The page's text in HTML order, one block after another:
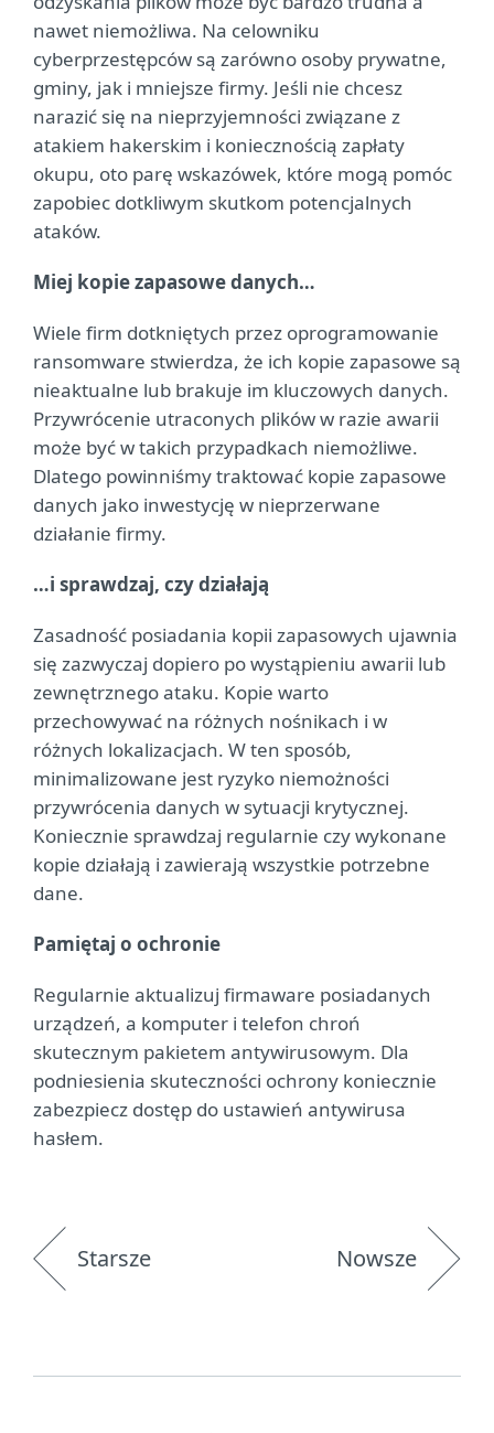
nawet niemożliwa. Na celowniku
cyberprzestępców są zarówno osoby prywatne,
gminy, jak i mniejsze firmy. Jeśli nie chcesz
narazić się na nieprzyjemności związane z
atakiem hakerskim i koniecznością zapłaty
okupu, oto parę wskazówek, które mogą pomóc
zapobiec dotkliwym skutkom potencjalnych
ataków.
Miej kopie zapasowe danych…
Wiele firm dotkniętych przez oprogramowanie
ransomware stwierdza, że ich kopie zapasowe są
nieaktualne lub brakuje im kluczowych danych.
Przywrócenie utraconych plików w razie awarii
może być w takich przypadkach niemożliwe.
Dlatego powinniśmy traktować kopie zapasowe
danych jako inwestycję w nieprzerwane
działanie firmy.
…i sprawdzaj, czy działają
Zasadność posiadania kopii zapasowych ujawnia
się zazwyczaj dopiero po wystąpieniu awarii lub
zewnętrznego ataku. Kopie warto
przechowywać na różnych nośnikach i w
różnych lokalizacjach. W ten sposób,
minimalizowane jest ryzyko niemożności
przywrócenia danych w sytuacji krytycznej.
Koniecznie sprawdzaj regularnie czy wykonane
kopie działają i zawierają wszystkie potrzebne
dane.
Pamiętaj o ochronie
Regularnie aktualizuj firmaware posiadanych
urządzeń, a komputer i telefon chroń
skutecznym pakietem antywirusowym. Dla
podniesienia skuteczności ochrony koniecznie
zabezpiecz dostęp do ustawień antywirusa
hasłem.
Starsze Nowsze